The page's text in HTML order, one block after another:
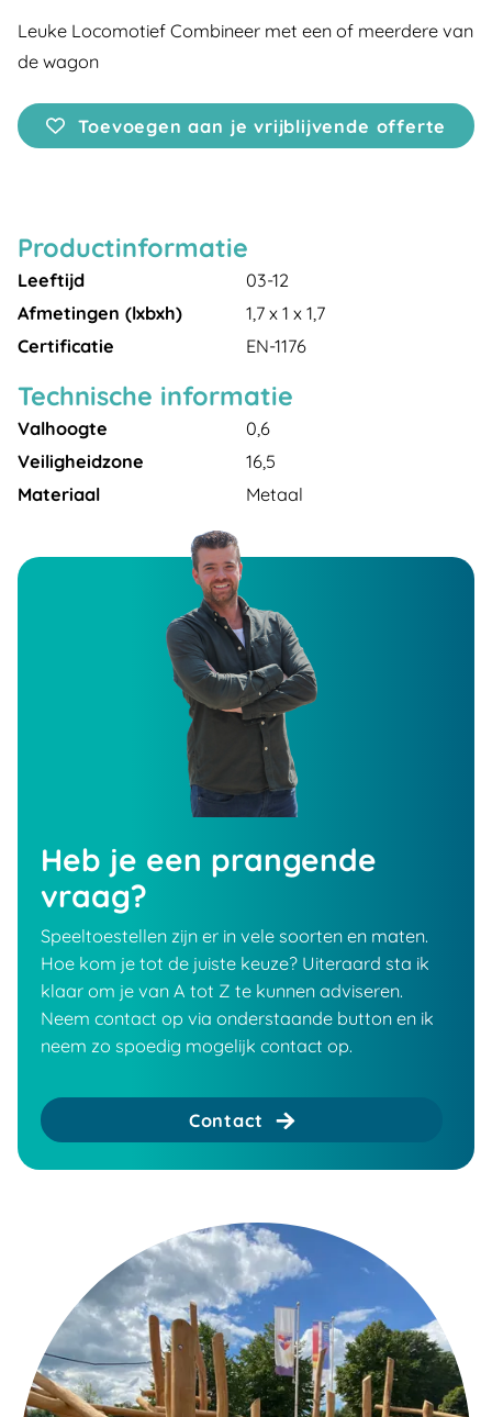
Leuke Locomotief Combineer met een of meerdere van
de wagon
Toevoegen aan je vrijblijvende offerte
Productinformatie
Leeftijd
03-12
Afmetingen (lxbxh)
1,7 x 1 x 1,7
Certificatie
EN-1176
Technische informatie
Valhoogte
0,6
Veiligheidzone
16,5
Materiaal
Metaal
Heb je een prangende
vraag?
Speeltoestellen zijn er in vele soorten en maten.
Hoe kom je tot de juiste keuze? Uiteraard sta ik
klaar om je van A tot Z te kunnen adviseren.
Neem contact op via onderstaande button en ik
neem zo spoedig mogelijk contact op.
Contact